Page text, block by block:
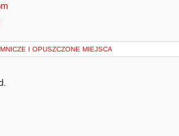
I OPUSZCZONE MIEJSCA